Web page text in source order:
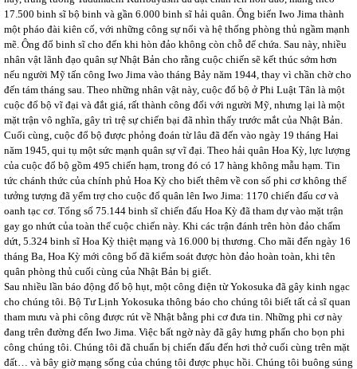
17.500 binh sĩ bộ binh và gần 6.000 binh sĩ hải quân. Ông biến Iwo Jima thành
một pháo đài kiên cố, với những công sự nổi và hệ thống phòng thủ ngầm mạnh
mẽ. Ông đổ binh sĩ cho đến khi hòn đảo không còn chỗ để chứa. Sau này, nhiều
nhân vật lãnh đạo quân sự Nhật Bản cho rằng cuộc chiến sẽ kết thúc sớm hơn
nếu người Mỹ tấn công Iwo Jima vào tháng Bảy năm 1944, thay vì chần chờ cho
đến tám tháng sau. Theo những nhân vật này, cuộc đổ bộ ở Phi Luật Tân là một
cuộc đổ bộ vĩ đại và đắt giá, rất thành công đối với người Mỹ, nhưng lại là một
mặt trận vô nghĩa, gây trì trệ sự chiến bại đã nhìn thấy trước mắt của Nhật Bản.
Cuối cùng, cuộc đổ bộ được phỏng đoán từ lâu đã đến vào ngày 19 tháng Hai
năm 1945, qui tụ một sức mạnh quân sự vĩ đại. Theo hải quân Hoa Kỳ, lực lượng
của cuộc đổ bộ gồm 495 chiến hạm, trong đó có 17 hàng không mẫu hạm. Tin
tức chánh thức của chính phủ Hoa Kỳ cho biết thêm về con số phi cơ không thể
tưởng tượng đã yểm trợ cho cuộc đổ quân lên Iwo Jima: 1170 chiến đấu cơ và
oanh tạc cơ. Tổng số 75.144 binh sĩ chiến đấu Hoa Kỳ đã tham dự vào mặt trận
gay go nhứt của toàn thể cuộc chiến này. Khi các trận đánh trên hòn đảo chấm
dứt, 5.324 binh sĩ Hoa Kỳ thiệt mạng và 16.000 bị thương. Cho mãi đến ngày 16
tháng Ba, Hoa Kỳ mới công bố đã kiểm soát được hòn đảo hoàn toàn, khi tên
quân phòng thủ cuối cùng của Nhật Bản bị giết.
Sau nhiều lần báo động đổ bộ hụt, một công điện từ Yokosuka đã gây kinh ngạc
cho chúng tôi. Bộ Tư Lịnh Yokosuka thông báo cho chúng tôi biết tất cả sĩ quan
tham mưu và phi công được rút về Nhật bằng phi cơ đưa tin. Những phi cơ này
đang trên đường đến Iwo Jima. Việc bất ngờ này đã gây hưng phấn cho bọn phi
công chúng tôi. Chúng tôi đã chuẩn bị chiến đấu đến hơi thở cuối cùng trên mặt
đất… và bây giờ mạng sống của chúng tôi được phục hồi. Chúng tôi buông súng